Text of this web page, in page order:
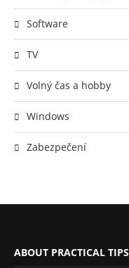
Software
TV
Volný čas a hobby
Windows
Zabezpečení
ABOUT PRACTICAL TIPS